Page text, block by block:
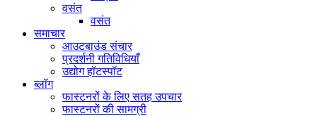
वसंत
वसंत
समाचार
आउटबाउंड संचार
प्रदर्शनी गतिविधियाँ
उद्योग हॉटस्पॉट
ब्लॉग
फास्टनरों के लिए सतह उपचार
फास्टनरों की सामग्री